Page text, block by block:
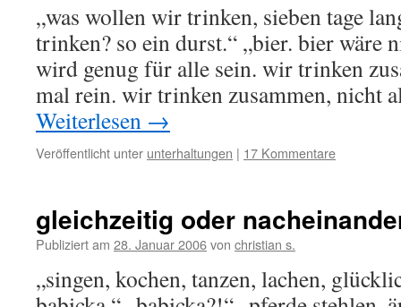
„was wollen wir trinken, sieben tage
trinken? so ein durst.“ „bier. bier wäre
wird genug für alle sein. wir trinken
mal rein. wir trinken zusammen, nicht
Weiterlesen →
Veröffentlicht unter unterhaltungen | 17 Kommentare
gleichzeitig oder
Publiziert am 28. Januar 2006von christian s.
„singen, kochen, tanzen, lachen,